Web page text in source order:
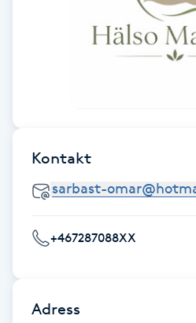
Fettreducering
Fibromassage
Fillers
Kontakt
+467287088XX
Adress